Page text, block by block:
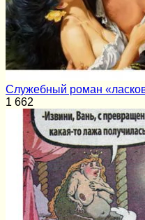
Служебный роман
1 662